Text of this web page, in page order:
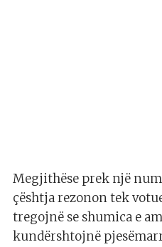
Megjithëse prek një
çështja rezonon tek
tregojnë se shumica e
kundërshtojnë